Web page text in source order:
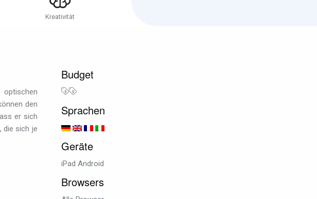
Kreativität
den
er sich
die sich je
Budget
Sprachen
Geräte
iPad Android
Browsers